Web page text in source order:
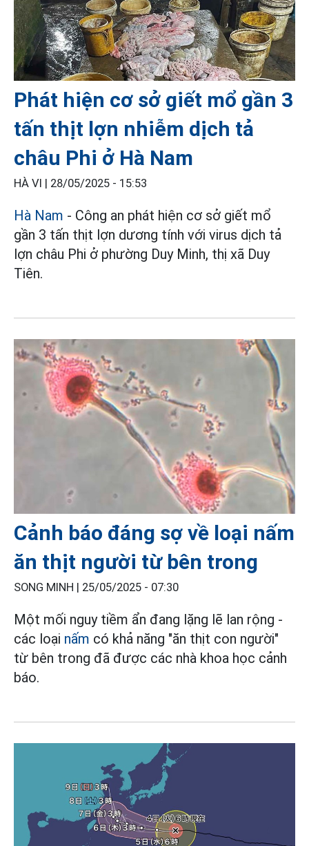
Phát hiện cơ sở giết mổ gần 3
tấn thịt lợn nhiễm dịch tả
châu Phi ở Hà Nam
HÀ VI | 28/05/2025 - 15:53
Hà Nam - Công an phát hiện cơ sở giết mổ
gần 3 tấn thịt lợn dương tính với virus dịch tả
lợn châu Phi ở phường Duy Minh, thị xã Duy
Tiên.
Cảnh báo đáng sợ về loại nấm
ăn thịt người từ bên trong
SONG MINH | 25/05/2025 - 07:30
Một mối nguy tiềm ẩn đang lặng lẽ lan rộng -
các loại nấm có khả năng "ăn thịt con người"
từ bên trong đã được các nhà khoa học cảnh
báo.